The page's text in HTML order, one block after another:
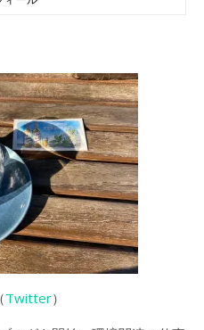
（Twitter）